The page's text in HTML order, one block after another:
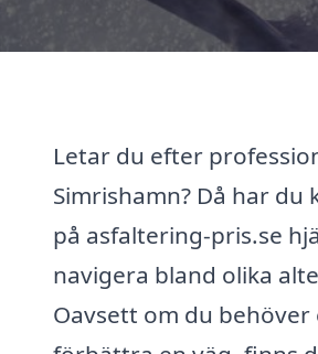
Letar du efter
Simrishamn? Då har
på asfaltering-pris.se
navigera bland olika
Oavsett om du